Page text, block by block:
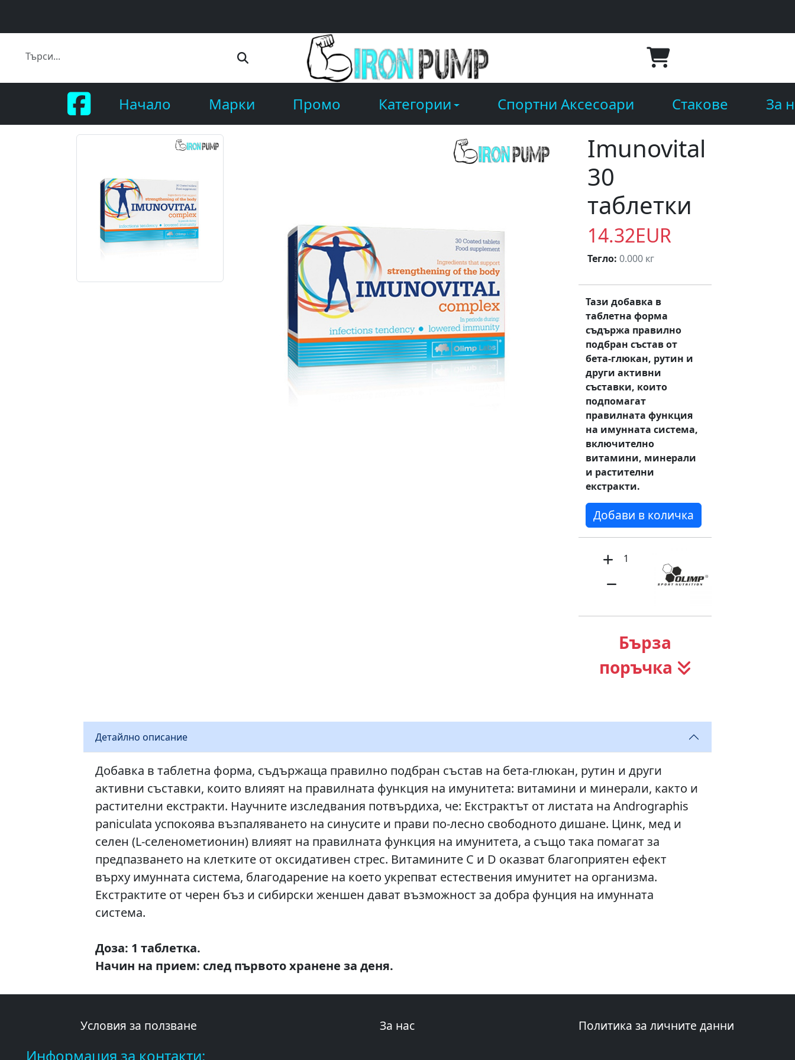
Начало Марки Промо Категории Спортни Аксесоари Стакове За
Imunovital
30
таблетки
14.32EUR
Тегло: 0.000 кг
Тази добавка в
таблетна форма
съдържа правилно
подбран състав от
бета-глюкан, рутин и
други активни
съставки, които
подпомагат
правилната функция
на имунната система,
включително
витамини, минерали
и растителни
екстракти.
Добави в количка
1
Бърза
поръчка
Детайлно описание
Добавка в таблетна форма, съдържаща правилно подбран състав на бета-глюкан, рутин и други
активни съставки, които влияят на правилната функция на имунитета: витамини и минерали, както и
растителни екстракти. Научните изследвания потвърдиха, че: Екстрактът от листата на Andrographis
paniculata успокоява възпаляването на синусите и прави по-лесно свободното дишане. Цинк, мед и
селен (L-селенометионин) влияят на правилната функция на имунитета, а също така помагат за
предпазването на клетките от оксидативен стрес. Витамините С и D оказват благоприятен ефект
върху имунната система, благодарение на което укрепват естествения имунитет на организма.
Екстрактите от черен бъз и сибирски женшен дават възможност за добра фунция на имунната
система.
Доза: 1 таблетка.
Начин на прием: след първото хранене за деня.
Условия за ползване За нас Политика за личните данни
Информация за контакти: